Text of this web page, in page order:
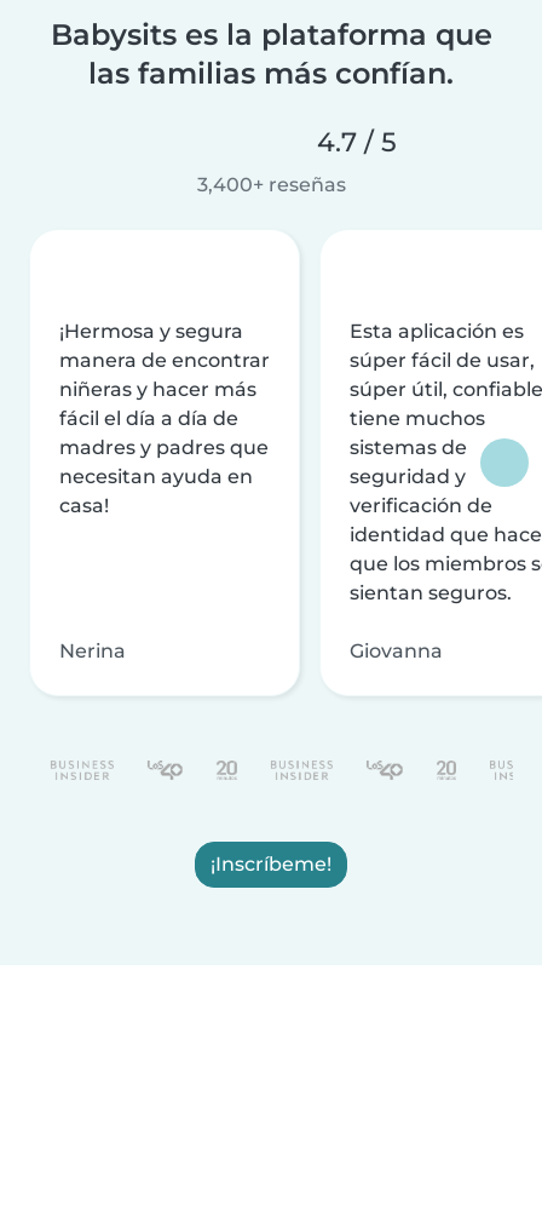
Babysits es la plataforma que
las familias más confían.
4.7 / 5
3,400+ reseñas
¡Hermosa y segura
manera de encontrar
niñeras y hacer más
fácil el día a día de
madres y padres que
necesitan ayuda en
casa!
Nerina
Esta aplicación es
súper fácil de usar,
súper útil,
tiene muchos
sistemas de
seguridad y
verificación de
identidad que
que los miembros
sientan seguros.
Giovanna
¡Inscríbeme!